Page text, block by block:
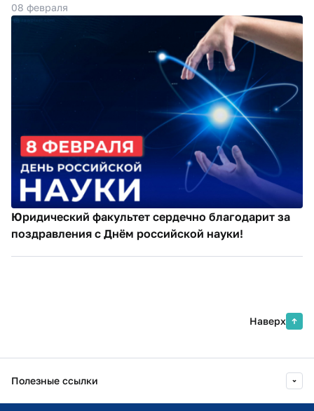
08 февраля
Юридический факультет сердечно благодарит за
поздравления с Днём российской науки!
Наверх
Полезные ссылки